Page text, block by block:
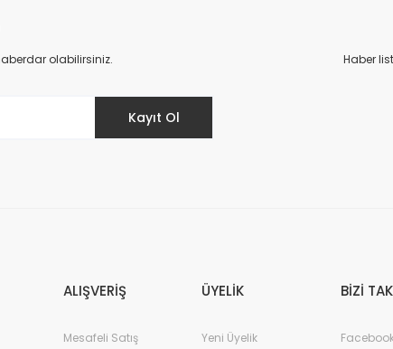
olabilirsiniz.
Kayıt Ol
Haber
ALIŞVERİŞ
Mesafeli Satış
ÜYELİK
Yeni Üyelik
BİZİ